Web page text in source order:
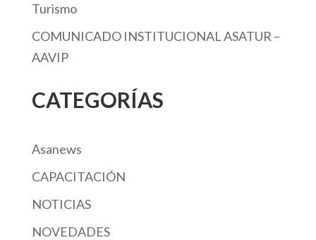
Turismo
COMUNICADO INSTITUCIONAL ASATUR –
AAVIP
CATEGORÍAS
Asanews
CAPACITACIÓN
NOTICIAS
NOVEDADES